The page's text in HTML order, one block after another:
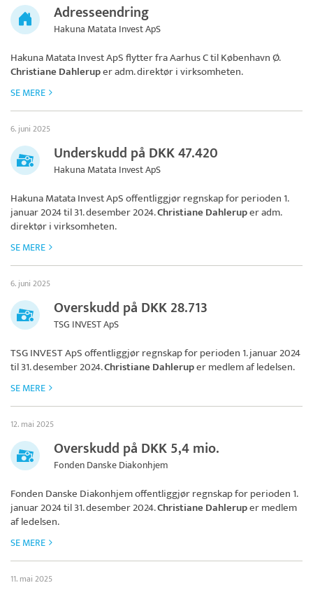
Adresseendring
Hakuna Matata Invest ApS
Hakuna Matata Invest ApSflytter fra Aarhus C til København Ø.
Christiane Dahleruper adm. direktør i virksomheten.
SE MERE
6. juni 2025
Underskudd på DKK 47.420
Hakuna Matata Invest ApS
Hakuna Matata Invest ApSoffentliggjør regnskap for perioden 1.
januar 2024 til 31. desember 2024.Christiane Dahleruper adm.
direktør i virksomheten.
SE MERE
6. juni 2025
Overskudd på DKK 28.713
TSG INVEST ApS
TSG INVEST ApSoffentliggjør regnskap for perioden 1. januar 2024
til 31. desember 2024.Christiane Dahleruper medlem af ledelsen.
SE MERE
12. mai 2025
Overskudd på DKK 5,4 mio.
Fonden Danske Diakonhjem
Fonden Danske Diakonhjemoffentliggjør regnskap for perioden 1.
januar 2024 til 31. desember 2024.Christiane Dahleruper medlem
af ledelsen.
SE MERE
11. mai 2025